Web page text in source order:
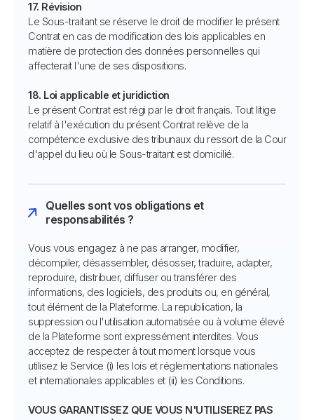
17. Révision
Le Sous-traitant se réserve le droit de modifier le présent
Contrat en cas de modification des lois applicables en
matière de protection des données personnelles qui
affecterait l'une de ses dispositions.
18. Loi applicable et juridiction
Le présent Contrat est régi par le droit français. Tout litige
relatif à l'exécution du présent Contrat relève de la
compétence exclusive des tribunaux du ressort de la Cour
d'appel du lieu où le Sous-traitant est domicilié.
Quelles sont vos obligations et
responsabilités ?
Vous vous engagez à ne pas arranger, modifier,
décompiler, désassembler, désosser, traduire, adapter,
reproduire, distribuer, diffuser ou transférer des
informations, des logiciels, des produits ou, en général,
tout élément de la Plateforme. La republication, la
suppression ou l'utilisation automatisée ou à volume élevé
de la Plateforme sont expressément interdites. Vous
acceptez de respecter à tout moment lorsque vous
utilisez le Service (i) les lois et réglementations nationales
et internationales applicables et (ii) les Conditions.
VOUS GARANTISSEZ QUE VOUS N'UTILISEREZ PAS